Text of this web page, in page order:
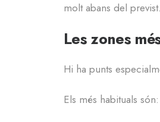
molt abans del previst.
Les zones
Hi ha punts
Els més habituals són: